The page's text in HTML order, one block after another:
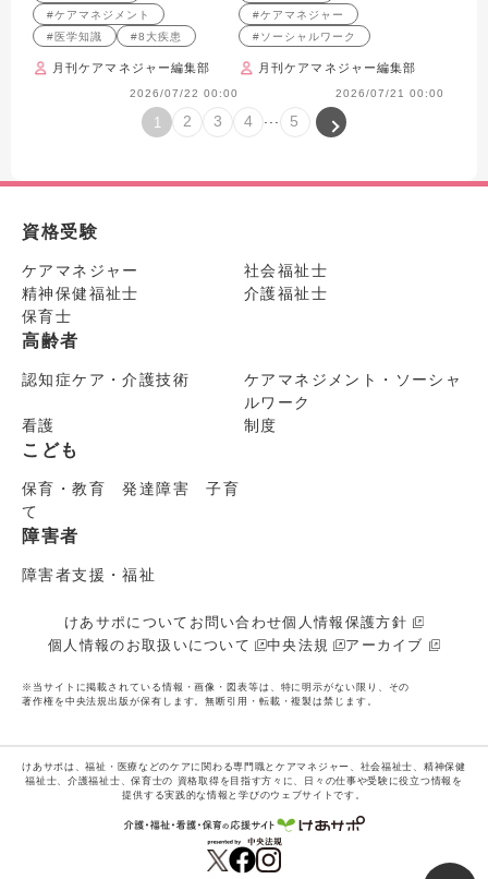
#ケアマネジメント
#医学知識
#8大疾患
月刊ケアマネジャー編集部
2026/07/22 00:00
#ケアマネジャー
#ソーシャルワーク
月刊ケアマネジャー編集部
2026/07/21 00:00
1 2 3 4 5
資格受験
ケアマネジャー
社会福祉士
精神保健福祉士
介護福祉士
保育士
高齢者
認知症ケア・介護技術
ケアマネジメント・ソーシャ
ルワーク
看護
制度
こども
保育・教育 発達障害 子育
て
障害者
障害者支援・福祉
けあサポについて お問い合わせ個人情報保護方針
個人情報のお取扱いについて
中央法規 アーカイブ
※当サイトに掲載されている情報・画像・図表等は、特に明示がない限り、その
著作権を中央法規出版が保有します。無断引用・転載・複製は禁じます。
けあサポは、福祉・医療などのケアに関わる専門職とケアマネジャー、社会福祉士、精神保健
福祉士、介護福祉士、保育士の 資格取得を目指す方々に、日々の仕事や受験に役立つ情報を
提供する実践的な情報と学びのウェブサイトです。